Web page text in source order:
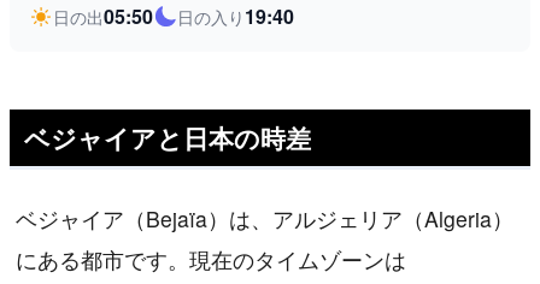
日の出05:50 日の入り 19:40
ベジャイアと日本の時差
ベジャイア（Bejaïa）は、アルジェリア（Algeria）
にある都市です。現在のタイムゾーンは